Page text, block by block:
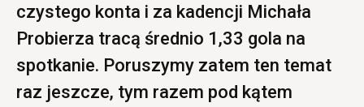
czystego konta i za kadencji Michała
Probierza tracą średnio 1,33 gola na
spotkanie. Poruszymy zatem ten temat
raz jeszcze, tym razem pod kątem